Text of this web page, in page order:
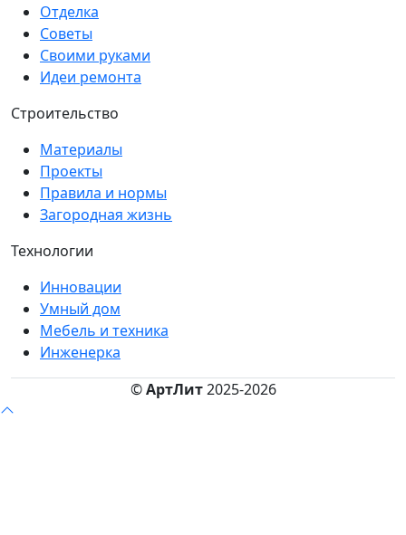
Отделка
Советы
Своими руками
Идеи ремонта
Строительство
Материалы
Проекты
Правила и нормы
Загородная жизнь
Технологии
Инновации
Умный дом
Мебель и техника
Инженерка
©АртЛит2025-2026